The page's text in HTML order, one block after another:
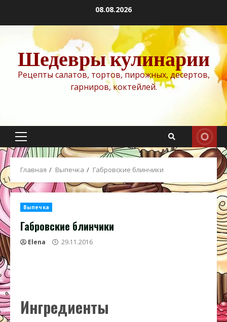
содержимому
08.08.2026
Шедевры кулинарии
Рецепты салатов, тортов, пирожных, десертов,
гарниров, коктейлей.
Основное
меню
Главная Выпечка Габровские блинчики
Выпечка
Габровские блинчики
Elena 29.11.2016
Ингредиенты